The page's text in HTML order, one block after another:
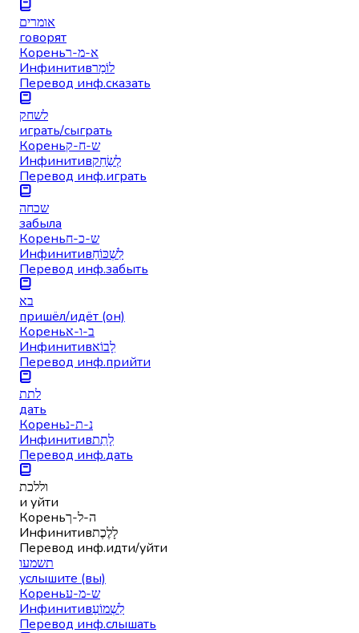
אומרים
говорят
Кореньא-מ-ר
Инфинитивלוֹמַר
Перевод инф.сказать
לשחק
играть/сыграть
Кореньש-ח-ק
Инфинитивלְשַׂחֵק
Перевод инф.играть
שכחה
забыла
Кореньש-כ-ח
Инфинитивלִשְׁכּוֹחַ
Перевод инф.забыть
בא
пришёл/идёт (он)
Кореньב-ו-א
Инфинитивלָבוֹא
Перевод инф.прийти
לתת
дать
Кореньנ-ת-נ
Инфинитивלָתֵת
Перевод инф.дать
וללכת
и уйти
Кореньה-ל-ך
Инфинитивלָלֶכֶת
Перевод инф.идти/уйти
תשמעו
услышите (вы)
Кореньש-מ-ע
Инфинитивלִשְׁמוֹעַ
Перевод инф.слышать